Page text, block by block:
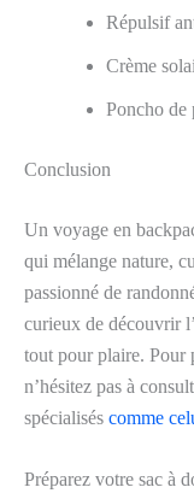
Répulsif
Crème
Poncho de
Conclusion
Un voyage en
qui mélange nature,
passionné de
curieux de découvrir
tout pour plaire. Pour
n’hésitez pas à
spécialisés comme
Préparez votre sac à